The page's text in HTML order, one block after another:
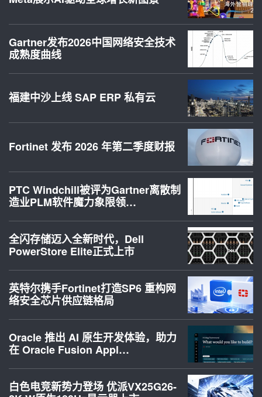
Gartner发布2026中国网络安全技术
成熟度曲线
福建中沙上线 SAP ERP 私有云
Fortinet 发布 2026 年第二季度财报
PTC Windchill被评为Gartner离散制
造业PLM软件魔力象限领…
全闪存储迈入全新时代，Dell
PowerStore Elite正式上市
英特尔携手Fortinet打造SP6 重构网
络安全芯片供应链格局
Oracle 推出 AI 原生开发体验，助力
在 Oracle Fusion Appl…
白色电竞新势力登场 优派VX25G26-